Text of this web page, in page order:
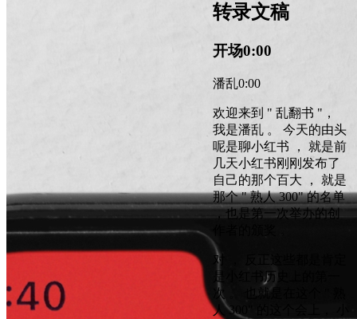
转录文稿
开场0:00
潘乱0:00
欢迎来到 " 乱翻书 "，
我是潘乱 。 今天的由头
呢是聊小红书 ， 就是前
几天小红书刚刚发布了
自己的那个百大 ， 就是
那个 " 熟人 300" 的名单
，也是第一次举办的创
对 ， 反正这些都是肯定
是小红书历史上的第一
次 。 也就是在这个 " 熟
人 300" 的这个会上， 小